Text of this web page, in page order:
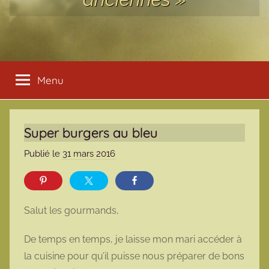
Menu
Super burgers au bleu
Publié le 31 mars 2016
r
a
m
o
Salut les gourmands,
De temps en temps, je laisse mon mari accéder à
la cuisine pour qu’il puisse nous préparer de bons